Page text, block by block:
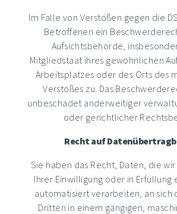
Im Falle von Verstößen gegen die
Betroffenen ein
Aufsichtsbehörde,
Mitgliedstaat ihres gewöhnlichen
Arbeitsplatzes oder des Orts des
Verstoßes zu. Das
unbeschadet anderweitiger
oder gerichtlicher
Recht auf
Sie haben das Recht, Daten, die
Ihrer Einwilligung oder in Erfüllung
automatisiert verarbeiten, an sich
Dritten in einem gängigen,